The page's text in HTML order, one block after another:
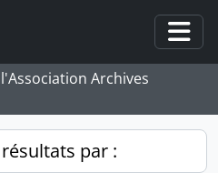
Archives
par :